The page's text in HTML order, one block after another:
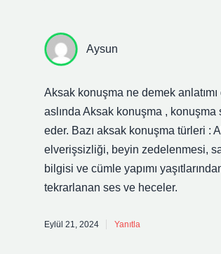
Aysun
Aksak konuşma ne demek
aslında Aksak konuşma , konuşma
eder. Bazı aksak konuşma türleri :
elverişsizliği, beyin zedelenmesi,
bilgisi ve cümle yapımı
tekrarlanan ses ve heceler.
Eylül 21, 2024 Yanıtla